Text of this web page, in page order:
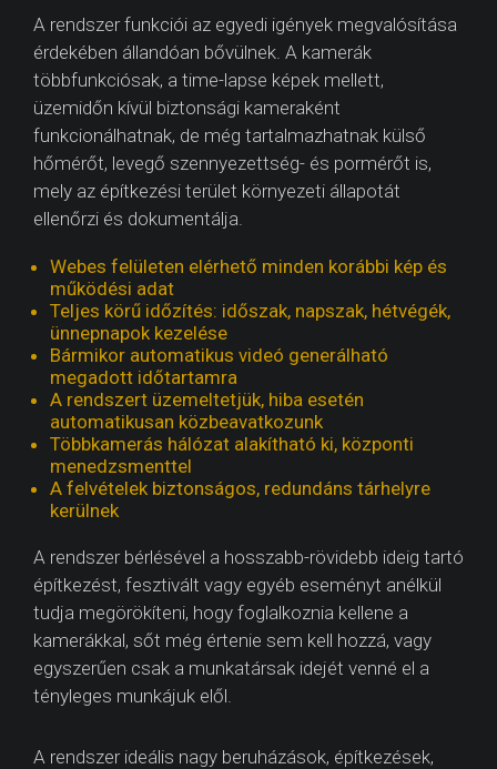
A rendszer funkciói az egyedi igények megvalósítása
érdekében állandóan bővülnek. A kamerák
többfunkciósak, a time-lapse képek mellett,
üzemidőn kívül biztonsági kameraként
funkcionálhatnak, de még tartalmazhatnak külső
hőmérőt, levegő szennyezettség- és pormérőt is,
mely az építkezési terület környezeti állapotát
ellenőrzi és dokumentálja.
Webes felületen elérhető minden korábbi kép és
működési adat
Teljes körű időzítés: időszak, napszak, hétvégék,
ünnepnapok kezelése
Bármikor automatikus videó generálható
megadott időtartamra
A rendszert üzemeltetjük, hiba esetén
automatikusan közbeavatkozunk
Többkamerás hálózat alakítható ki, központi
menedzsmenttel
A felvételek biztonságos, redundáns tárhelyre
kerülnek
A rendszer bérlésével a hosszabb-rövidebb ideig tartó
építkezést, fesztivált vagy egyéb eseményt anélkül
tudja megörökíteni, hogy foglalkoznia kellene a
kamerákkal, sőt még értenie sem kell hozzá, vagy
egyszerűen csak a munkatársak idejét venné el a
tényleges munkájuk elől.
A rendszer ideális nagy beruházások, építkezések,